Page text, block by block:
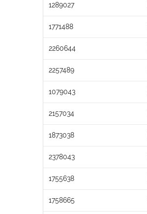
1289027
1771488
2260644
2257489
1079043
2157034
1873038
2378043
1755638
1758665